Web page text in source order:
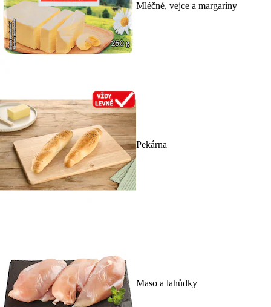
Mléčné, vejce a margaríny
Pekárna
Maso a lahůdky